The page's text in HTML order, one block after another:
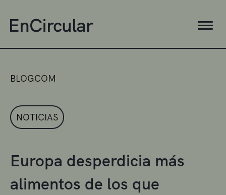
BLOGCOM
NOTICIAS
Europa desperdicia más
alimentos de los que